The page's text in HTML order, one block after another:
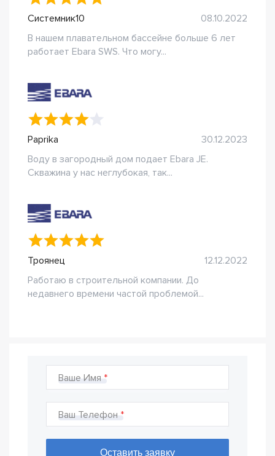
Системник10
08.10.2022
В нашем плавательном бассейне больше 6 лет
работает Ebara SWS. Что могу...
Paprika
30.12.2023
Воду в загородный дом подает Ebara JE.
Скважина у нас неглубокая, так...
Троянец
12.12.2022
Работаю в строительной компании. До
недавнего времени частой проблемой...
Ваше Имя
Ваш Телефон